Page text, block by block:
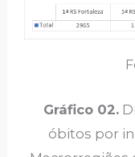
Gráfico 02.
óbitos por